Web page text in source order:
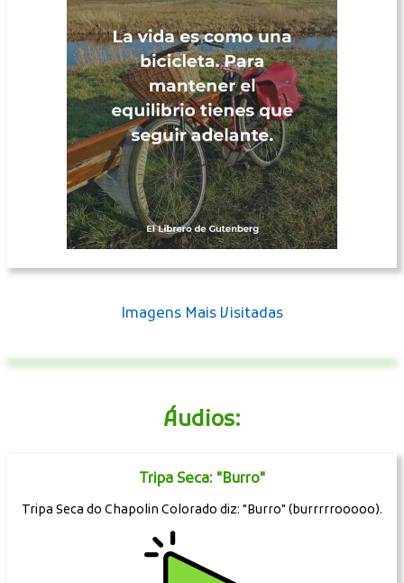
Imagens Mais Visitadas
Áudios:
Tripa Seca: "Burro"
Tripa Seca do Chapolin Colorado diz: "Burro" (burrrrrooooo).